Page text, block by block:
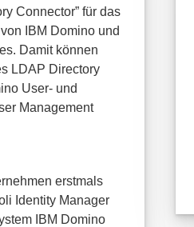
Connector” für das
IBM Domino und
Damit können
LDAP Directory
User- und
Management
erstmals
Identity Manager
IBM Domino